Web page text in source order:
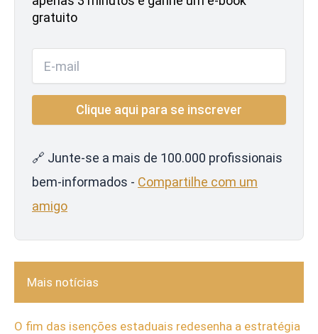
gratuito
🔗 Junte-se a mais de 100.000 profissionais
bem-informados - Compartilhe com um
amigo
Mais notícias
O fim das isenções estaduais redesenha a estratégia